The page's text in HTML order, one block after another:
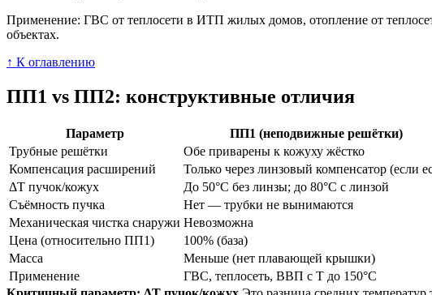
Применение: ГВС от теплосети в ИТП жилых домов, отопление от
объектах.
↑ К оглавлению
ПП1 vs ПП2: конструктивные отличия
Параметр ПП1 (неподвижные решётки)
Трубные решётки
Обе приварены к кожуху жёстко
Компенсация расширений
Только через линзовый компенсатор (если
ΔT пучок/кожух
До 50°C без линзы; до 80°C с линзой
Съёмность пучка
Нет — трубки не вынимаются
Механическая чистка снаружи Невозможна
Цена (относительно ПП1)
100% (база)
Масса
Меньше (нет плавающей крышки)
Применение
ГВС, теплосеть, ВВП с T до 150°C